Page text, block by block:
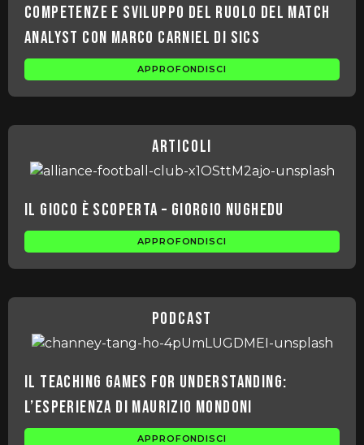
Competenze e sviluppo del ruolo del match
analyst con Marco Carniel di SICS
APPROFONDISCI
articoli
Il gioco è scoperta – Giorgio Nughedu
APPROFONDISCI
podcast
Il Teaching Games for Understanding:
l’esperienza di Maurizio Mondoni
APPROFONDISCI